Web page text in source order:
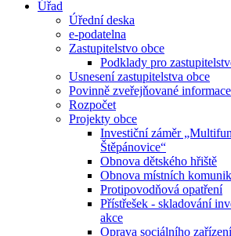
Úřad
Úřední deska
e-podatelna
Zastupitelstvo obce
Podklady pro
Usnesení zastupitelstva obce
Povinně zveřejňované informace
Rozpočet
Projekty obce
Investiční záměr
Štěpánovice“
Obnova dětského hřiště
Obnova místních
Protipovodňová opatření
Přístřešek - skladování
akce
Oprava sociálního